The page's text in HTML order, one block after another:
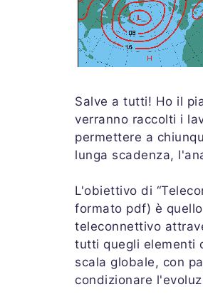
Salve a tutti! Ho il
verranno raccolti i
permettere a
lunga scadenza,
L'obiettivo di
formato pdf) è
teleconnettivo
tutti quegli elementi
scala globale, con
condizionare